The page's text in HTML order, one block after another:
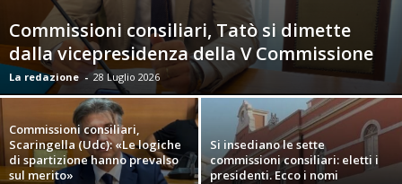
Commissioni consiliari, Tatò si dimette
dalla vicepresidenza della V Commissione
La redazione - 28 Luglio 2026
Commissioni consiliari,
Scaringella (Udc): «Le logiche
di spartizione hanno prevalso
sul merito»
Si insediano le sette
commissioni consiliari: eletti i
presidenti. Ecco i nomi